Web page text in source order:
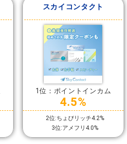
スカイコンタクト
1位：ポイントインカム
4.5%
2位:ちょびリッチ4.2%
3位:アメフリ4.0%